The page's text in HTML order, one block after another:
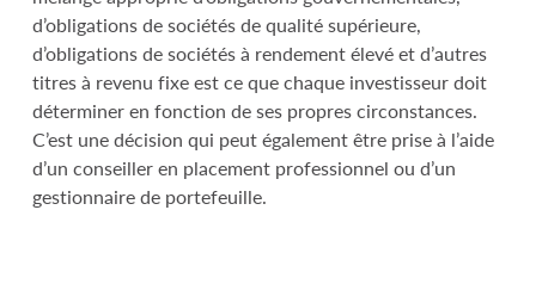
d’obligations de sociétés de qualité supérieure,
d’obligations de sociétés à rendement élevé et d’autres
titres à revenu fixe est ce que chaque investisseur doit
déterminer en fonction de ses propres circonstances.
C’est une décision qui peut également être prise à l’aide
d’un conseiller en placement professionnel ou d’un
gestionnaire de portefeuille.